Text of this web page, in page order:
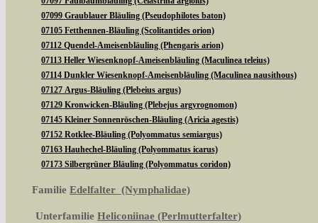
07099 Graublauer Bläuling (Pseudophilotes baton)
07105 Fetthennen-Bläuling (Scolitantides orion)
07112 Quendel-Ameisenbläuling (Phengaris arion)
07113 Heller Wiesenknopf-Ameisenbläuling (Maculinea teleius)
07114 Dunkler Wiesenknopf-Ameisenbläuling (Maculinea nausithous)
07127 Argus-Bläuling (Plebeius argus)
07129 Kronwicken-Bläuling (Plebejus argyrognomon)
07145 Kleiner Sonnenröschen-Bläuling (Aricia agestis)
07152 Rotklee-Bläuling (Polyommatus semiargus)
07163 Hauhechel-Bläuling (Polyommatus icarus)
07173 Silbergrüner Bläuling (Polyommatus coridon)
Familie Edelfalter (Nymphalidae)
Unterfamilie Heliconiinae (Perlmutterfalter)